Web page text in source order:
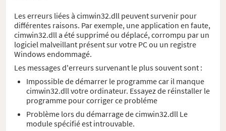
Les erreurs liées à cimwin32.dll peuvent survenir pour
différentes raisons. Par exemple, une application en faute,
cimwin32.dll a été supprimé ou déplacé, corrompu par un
logiciel malveillant présent sur votre PC ou un registre
Windows endommagé.
Les messages d'erreurs survenant le plus souvent sont :
Impossible de démarrer le programme car il manque
cimwin32.dll votre ordinateur. Essayez de réinstaller le
programme pour corriger ce probléme
Problème lors du démarrage de cimwin32.dll Le
module spécifié est introuvable.